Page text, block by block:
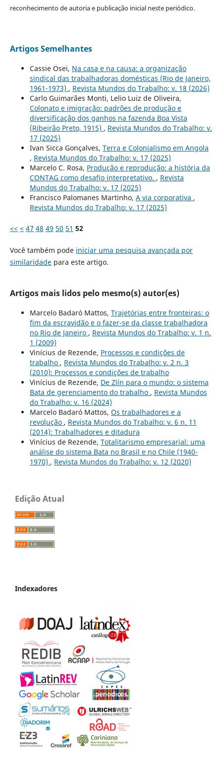
reconhecimento de autoria e publicação inicial neste periódico.
Artigos Semelhantes
Cassie Osei, Na casa e na causa: a organização
sindical das trabalhadoras domésticas (Rio de Janeiro,
1961-1973) , Revista Mundos do Trabalho: v. 18 (2026)
Carlo Guimarães Monti, Lelio Luiz de Oliveira,
Colonato e imigração: padrões de produção e
diversificação dos ganhos na fazenda Boa Vista
(Ribeirão Preto, 1915) , Revista Mundos do Trabalho: v.
17 (2025)
Ivan Sicca Gonçalves, Terra e Colonialismo em Angola
, Revista Mundos do Trabalho: v. 17 (2025)
Marcelo C. Rosa, Produção e reprodução: a história da
CONTAG como desafio interpretativo. , Revista
Mundos do Trabalho: v. 17 (2025)
Francisco Palomanes Martinho, A via corporativa ,
Revista Mundos do Trabalho: v. 17 (2025)
<< < 47 48 49 50 51 52
Você também pode iniciar uma pesquisa avançada por
similaridadepara este artigo.
Artigos mais lidos pelo mesmo(s) autor(es)
Marcelo Badaró Mattos, Trajetórias entre fronteiras: o
fim da escravidão e o fazer-se da classe trabalhadora
no Rio de Janeiro , Revista Mundos do Trabalho: v. 1 n.
1 (2009)
Vinícius de Rezende, Processos e condições de
trabalho , Revista Mundos do Trabalho: v. 2 n. 3
(2010): Processos e condições de trabalho
Vinícius de Rezende, De Zlín para o mundo: o sistema
Bata de gerenciamento do trabalho , Revista Mundos
do Trabalho: v. 16 (2024)
Marcelo Badaró Mattos, Os trabalhadores e a
revolução , Revista Mundos do Trabalho: v. 6 n. 11
(2014): Trabalhadores e ditadura
Vinícius de Rezende, Totalitarismo empresarial: uma
análise do sistema Bata no Brasil e no Chile (1940-
1970) , Revista Mundos do Trabalho: v. 12 (2020)
Edição Atual
Indexadores